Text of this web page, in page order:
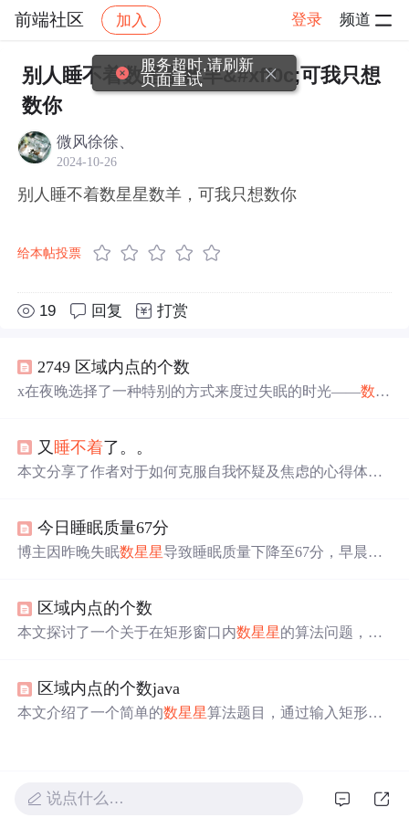
前端社区 加入 登录 频道
社区 前端社区 感慨 帖子详情
别人睡不着数星星数羊&#xff0c;可我只想
数你
微风徐徐、
2024-10-26
别人睡不着数星星数羊，可我只想数你
给本帖投票
19 回复 打赏
2749 区域内点的个数
x在夜晚选择了一种特别的方式来度过失眠的时光——数星
又 睡不着了。。
本文分享了作者对于如何克服自我怀疑及焦虑的心得体
今日睡眠质量67分
博主因昨晚失眠数星星导致睡眠质量下降至67分，早晨起
区域内点的个数
本文探讨了一个关于在矩形窗口内数星星的算法问题，通
ouble类型转换的问题。
区域内点的个数java
本文介绍了一个简单的数星星算法题目，通过输入矩形区
说点什么…
服务超时,请刷新
页面重试